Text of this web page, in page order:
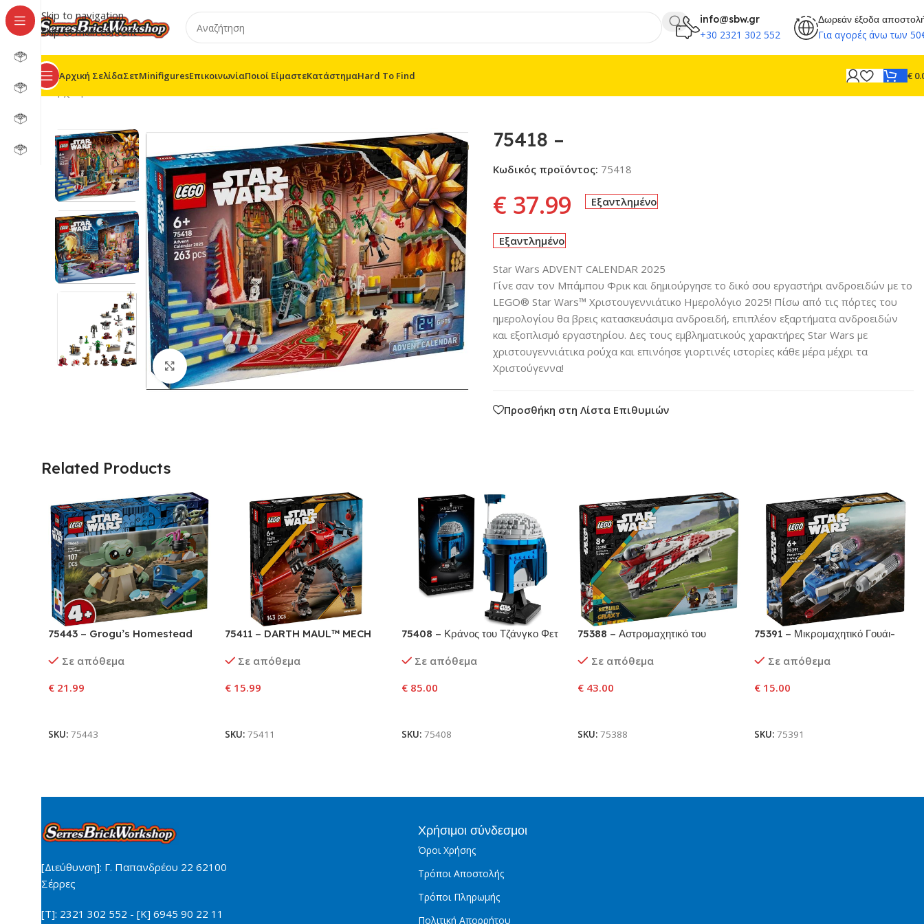
Skip to navigation
Skip to main content
info@sbw.gr
+30 2321 302 552
Δωρεάν έξοδα
Για αγορές άνω των
Αρχική ΣελίδαΣετMinifiguresΕπικοινωνίαΠοιοί ΕίμαστεΚατάστημαHard To Find €
Αρχική σελίδα
Click to enlarge
75418 –
Κωδικός προϊόντος: 75418
€37.99 Εξαντλημένο
Εξαντλημένο
Star Wars ADVENT CALENDAR 2025
Γίνε σαν τον Μπάμπου Φρικ και δημιούργησε το δικό σου εργαστήρι ανδροειδών με το
LEGO® Star Wars™ Χριστουγεννιάτικο Ημερολόγιο 2025! Πίσω από τις πόρτες του
ημερολογίου θα βρεις κατασκευάσιμα ανδροειδή, επιπλέον εξαρτήματα ανδροειδών
και εξοπλισμό εργαστηρίου. Δες τους εμβληματικούς χαρακτήρες Star Wars με
χριστουγεννιάτικα ρούχα και επινόησε γιορτινές ιστορίες κάθε μέρα μέχρι τα
Χριστούγεννα!
Προσθήκη στη Λίστα Επιθυμιών
Related Products
75443 – Grogu’s Homestead
Σε απόθεμα
€ 21.99
SKU: 75443
75411 – DARTH MAUL™ MECH
Σε απόθεμα
€15.99
SKU: 75411
75408 – Κράνος του Τζάνγκο Φετ
Σε απόθεμα
€85.00
SKU: 75408
75388 – Αστρομαχητικό του
Σε απόθεμα
€ 43.00
SKU:75388
75391 – Μικρομαχητικό Γουάι-
Σε απόθεμα
€ 15.00
SKU:75391
[Διεύθυνση]: Γ. Παπανδρέου 22 62100
Σέρρες
[Τ]: 2321 302 552 - [Κ] 6945 90 22 11
Χρήσιμοι σύνδεσμοι
Όροι Χρήσης
Τρόποι Αποστολής
Τρόποι Πληρωμής
Πολιτική Απορρήτου